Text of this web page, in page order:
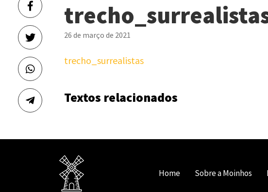
26 de março de 2021
trecho_surrealistas
Textos relacionados
Home Sobre a Moinhos